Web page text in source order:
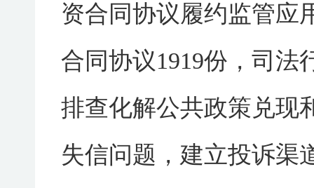
资合同协议履约监管应
合同协议1919份，司法
排查化解公共政策兑现
失信问题，建立投诉渠